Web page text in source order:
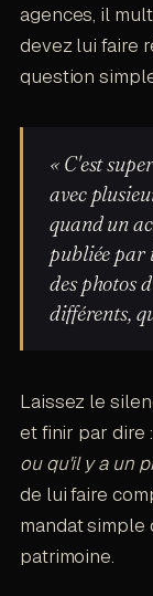
agences, il
devez lui faire
question
« C'est
avec
quand un
publiée par
des photos
différents,
Laissez le
et finir par dire :
ou qu'il y a un
de lui faire
mandat
patrimoine.